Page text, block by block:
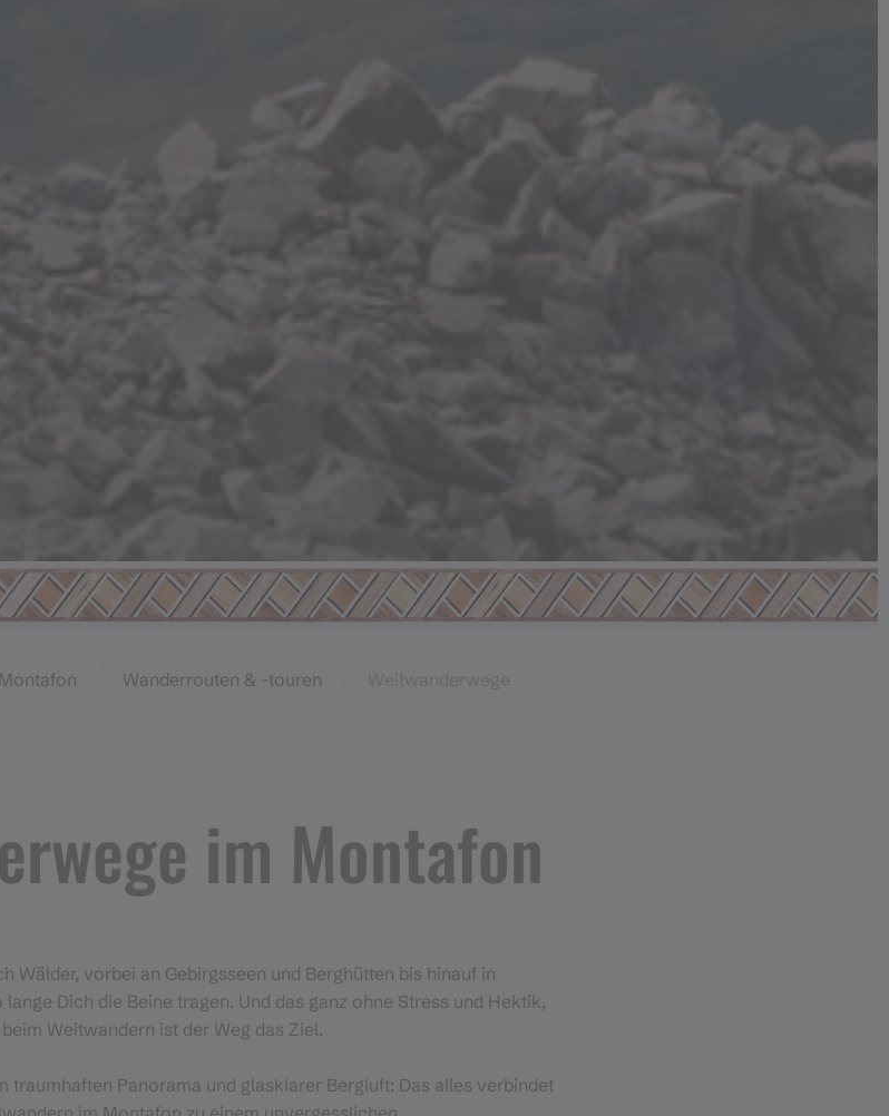
Wanderrouten & -touren
im Montafon
Wälder, vorbei an Gebirgsseen und Berghütten bis hinauf in
Dich die Beine tragen. Und das ganz ohne Stress und Hektik,
Weitwandern ist der Weg das Ziel.
traumhaften Panorama und glasklarer Bergluft: Das alles verbindet